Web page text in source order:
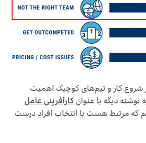
شروع کار و تیم‌های کوچیک اهمیت
نوشته دیگه با عنوانکارآفرینی عامل
که مرتبط هست با انتخاب افراد درست